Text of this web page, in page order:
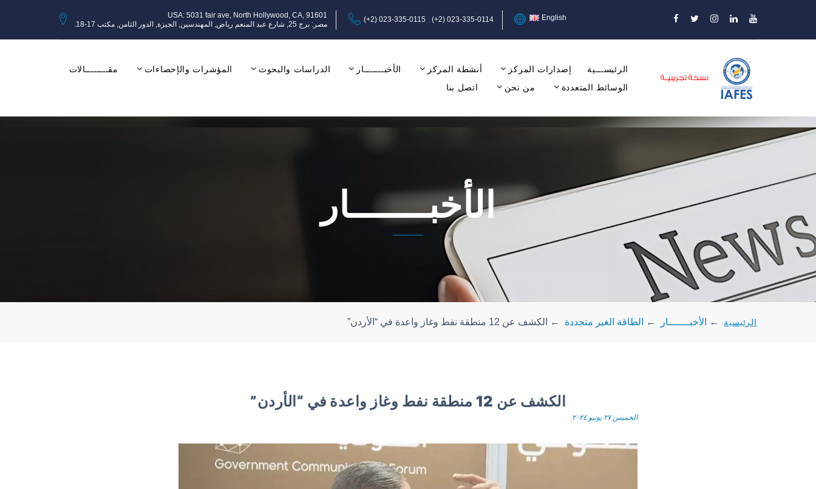
USA: 5031 fair ave, North Hollywood, CA, 91601
مصر: برج 25, شارع عبد المنعم رياض, المهندسين, الجيزة, الدور الثامن, مكتب 17-18.
(+2) 023-335-0115 (+2) 023-335-0114 English
الرئيســـية إصدارات المركز أنشطة المركز الأخبـــــــار الدراسات والبحوث المؤشرات والإحصاءات
مقــــــــالات
الوسائط المتعددة
من نحن اتصل بنا
الأخبـــــــار
الرئيسية ← الأخبـــــــار ← الطاقة الغير متجددة ← الكشف عن 12 منطقة نفط وغاز واعدة في “الأردن”
الكشف عن 12 منطقة نفط وغاز واعدة في “الأردن”
الخميس ٢٧ يونيو ٢٠٢٤